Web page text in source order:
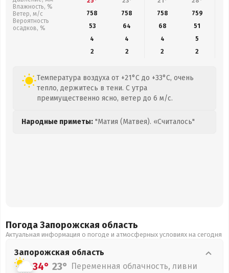
Влажность, %
Ветер, м/с
Вероятность
осадков, %
758
758 758 759
53
64 68 51
4
4 4
5
2
2 2 2
Температура воздуха от +21°C до +33°C, очень
тепло, держитесь в тени. С утра
преимущественно ясно, ветер до 6 м/с.
Народные приметы: "Матия (Матвея). «Считалось"
Погода Запорожская область
Актуальная информация о погоде и атмосферных условиях на сегодня
Запорожская область
34° 23° Переменная облачность, ливни